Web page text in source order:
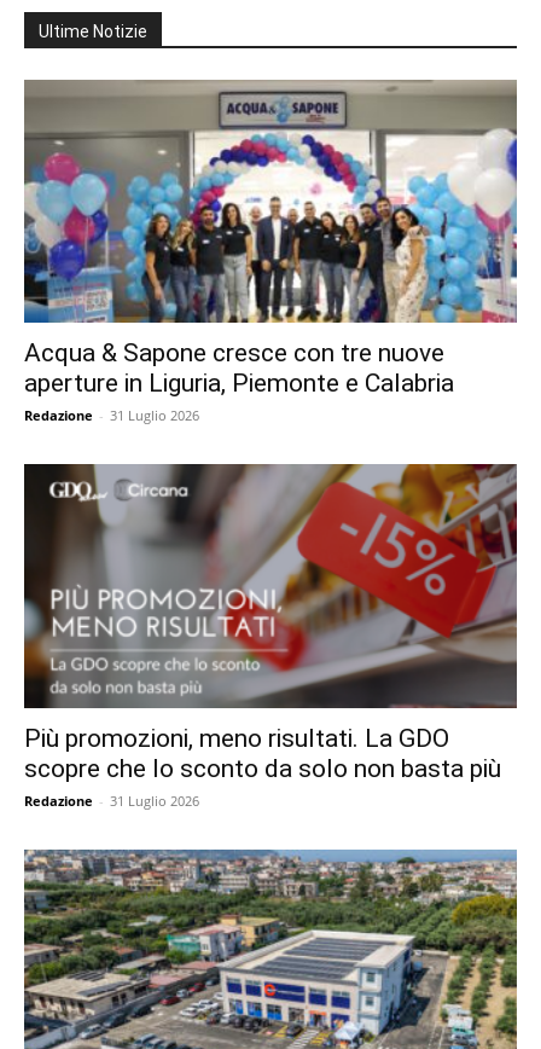
Ultime Notizie
Acqua & Sapone cresce con tre nuove
aperture in Liguria, Piemonte e Calabria
Redazione - 31 Luglio 2026
Più promozioni, meno risultati. La GDO
scopre che lo sconto da solo non basta più
Redazione - 31 Luglio 2026